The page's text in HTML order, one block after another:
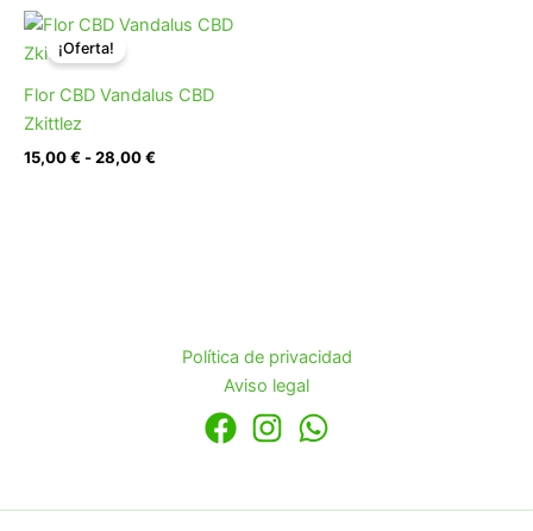
¡Oferta!
Flor CBD Vandalus CBD
Zkittlez
15,00€-28,00€
Rango
15,00 €
Política de privacidad
Aviso legal